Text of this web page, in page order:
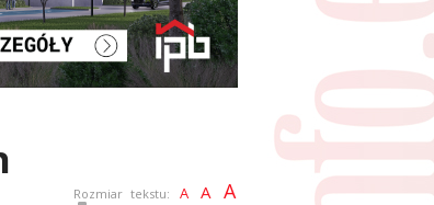
Rozmiar tekstu: A A A